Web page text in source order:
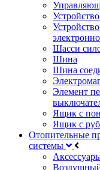
Шасси
Шина
Шина
Элемент
Ящик с
Ящик с
Отопительные
системы